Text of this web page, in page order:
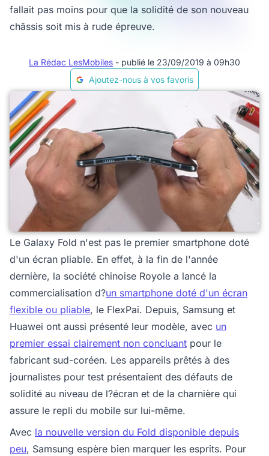
fallait pas moins pour que la solidité de son nouveau
châssis soit mis à rude épreuve.
La Rédac LesMobiles - publié le 23/09/2019 à 09h30
Ajoutez-nous à vos favoris
Le Galaxy Fold n'est pas le premier smartphone doté
d'un écran pliable. En effet, à la fin de l'année
dernière, la société chinoise Royole a lancé la
commercialisation d?un smartphone doté d'un écran
flexible ou pliable, le FlexPai. Depuis, Samsung et
Huawei ont aussi présenté leur modèle, avec un
premier essai clairement non concluant pour le
fabricant sud-coréen. Les appareils prêtés à des
journalistes pour test présentaient des défauts de
solidité au niveau de l?écran et de la charnière qui
assure le repli du mobile sur lui-même.
Avec la nouvelle version du Fold disponible depuis
peu, Samsung espère bien marquer les esprits. Pour